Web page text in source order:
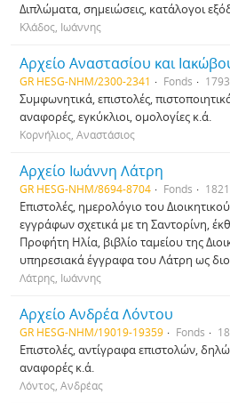
Διπλώματα, σημειώσεις, κατάλογοι
Κλάδος, Ιωάννης
Αρχείο Αναστασίου και
GR HESG-NHM/2300-2341 Fonds
Συμφωνητικά, επιστολές,
αναφορές, εγκύκλιοι, ομολογίες κ.ά.
Κορνήλιος, Αναστάσιος
Αρχείο Ιωάννη Λάτρη
GR HESG-NHM/8694-8704 Fonds
Επιστολές, ημερολόγιο του
εγγράφων σχετικά με τη Σαντορίνη,
Προφήτη Ηλία, βιβλίο ταμείου της
υπηρεσιακά έγγραφα του Λάτρη ως
Λάτρης, Ιωάννης
Αρχείο Ανδρέα Λόντου
GR HESG-NHM/19019-19359 Fonds
Επιστολές, αντίγραφα επιστολών,
αναφορές κ.ά.
Λόντος, Ανδρέας